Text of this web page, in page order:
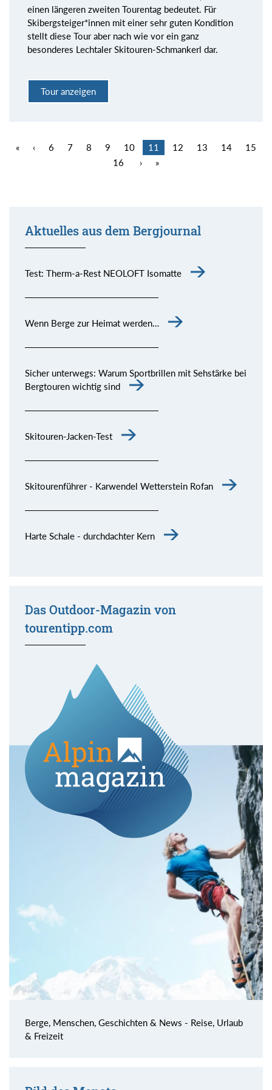
einen längeren zweiten Tourentag bedeutet. Für
Skibergsteiger*innen mit einer sehr guten Kondition
stellt diese Tour aber nach wie vor ein ganz
besonderes Lechtaler Skitouren-Schmankerl dar.
Tour anzeigen
« ‹ 6 7 8 9 10 11 12 13 14
15
16
› »
Aktuelles aus dem Bergjournal
Test: Therm-a-Rest NEOLOFT Isomatte
Wenn Berge zur Heimat werden…
Sicher unterwegs: Warum Sportbrillen mit Sehstärke bei
Bergtouren wichtig sind
Skitouren-Jacken-Test
Skitourenführer - Karwendel Wetterstein Rofan
Harte Schale - durchdachter Kern
Das Outdoor-Magazin von
tourentipp.com
Berge, Menschen, Geschichten & News - Reise, Urlaub
& Freizeit